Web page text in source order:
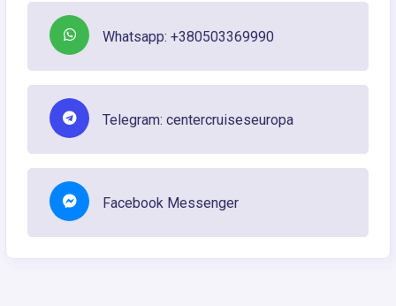
Whatsapp: +380503369990
Telegram: centercruiseseuropa
Facebook Messenger